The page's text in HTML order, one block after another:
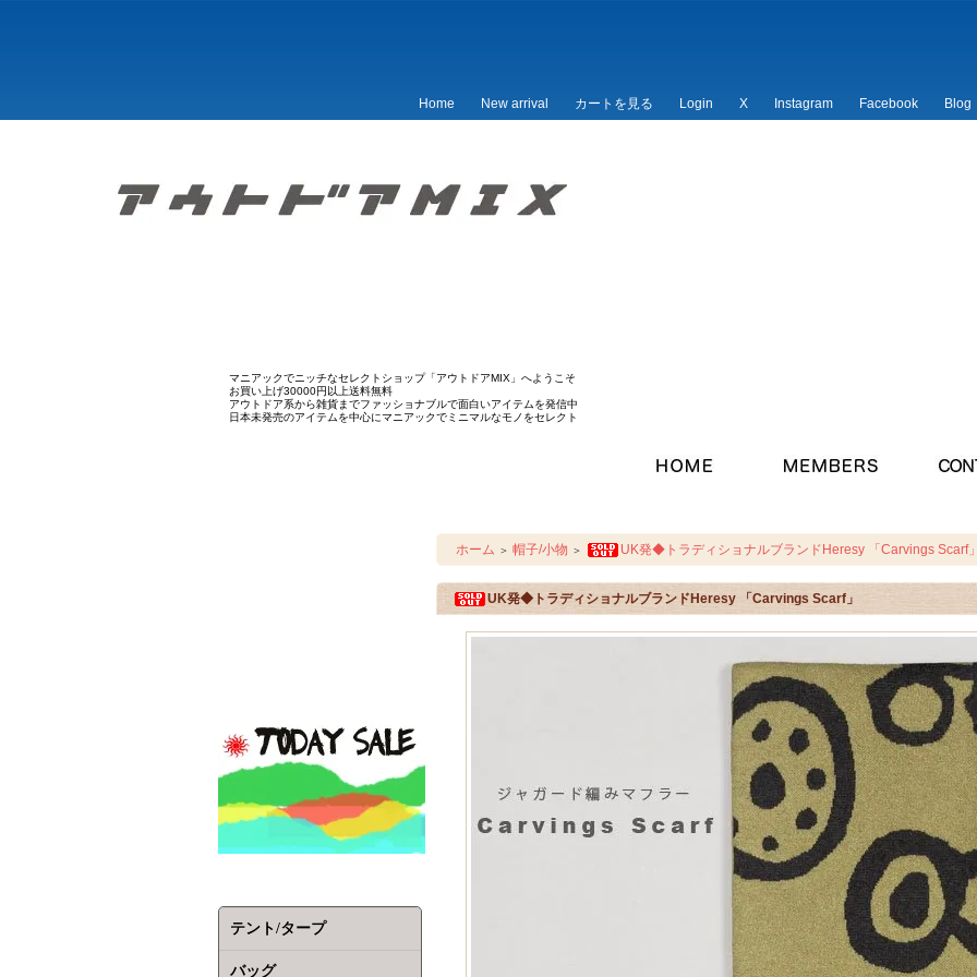
Home New arrival カートを見る Login X Instagram Facebook Blog
マニアックでニッチなセレクトショップ「アウトドアMIX」へようこそ
お買い上げ30000円以上送料無料
アウトドア系から雑貨までファッショナブルで面白いアイテムを発信中
日本未発売のアイテムを中心にマニアックでミニマルなモノをセレクト
テント/タープ
バッグ
ホーム ＞ 帽子/小物 ＞ UK発◆トラディショナルブランドHeresy 「Carvings Scarf
UK発◆トラディショナルブランドHeresy 「Carvings Scarf」